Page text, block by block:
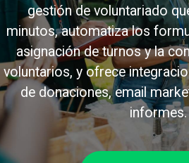
gestión de voluntariado
minutos, automatiza los
asignación de turnos y la
voluntarios, y ofrece
de donaciones, email
informes.